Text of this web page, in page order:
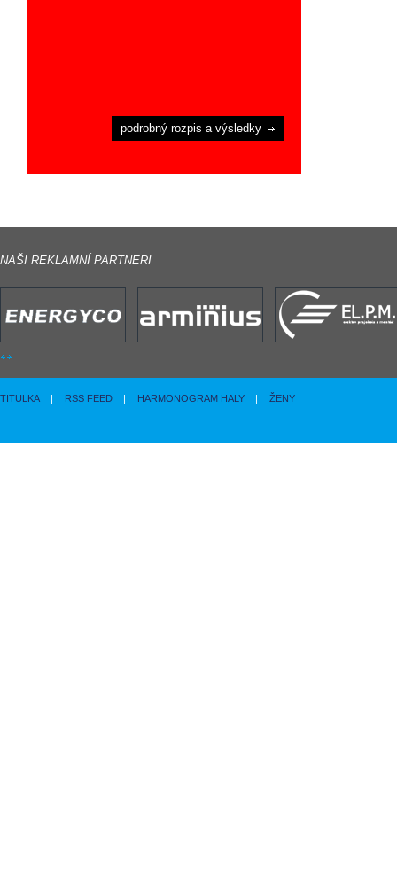
podrobný rozpis a výsledky
NAŠI REKLAMNÍ PARTNERI
TITULKA RSS FEED HARMONOGRAM HALY ŽENY